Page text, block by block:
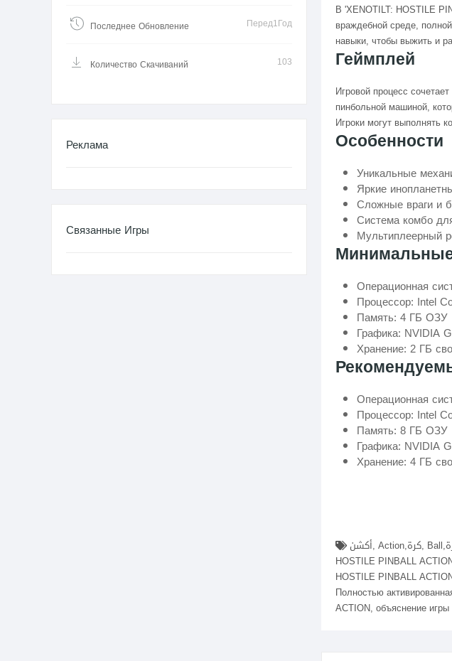
В 'XENOTILT: HOSTILE
враждебной среде,
навыки, чтобы выжить и
Геймплей
Игровой процесс
пинбольной машиной,
Игроки могут выполнять
Особенности
Уникальные
Яркие
Сложные враги и
Система комбо
Мультиплеерный
Операционная
Процессор: Intel
Память: 4 ГБ ОЗУ
Графика: NVIDIA
Хранение: 2 ГБ
Операционная
Процессор: Intel
Память: 8 ГБ ОЗУ
Графика: NVIDIA
Хранение: 4 ГБ
HOSTILE PINBALL
HOSTILE PINBALL
Полностью
ACTION, объяснение
Последнее Обновление Перед1Год
Количество Скачиваний 103
Реклама
Связанные Игры